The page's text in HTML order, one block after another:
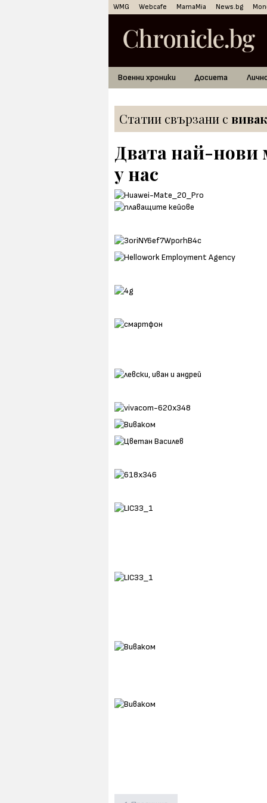
WMG Webcafe MamaMia News.bg
Военни хроники Досиета
Статии свързани с
Двата най-нови
у нас